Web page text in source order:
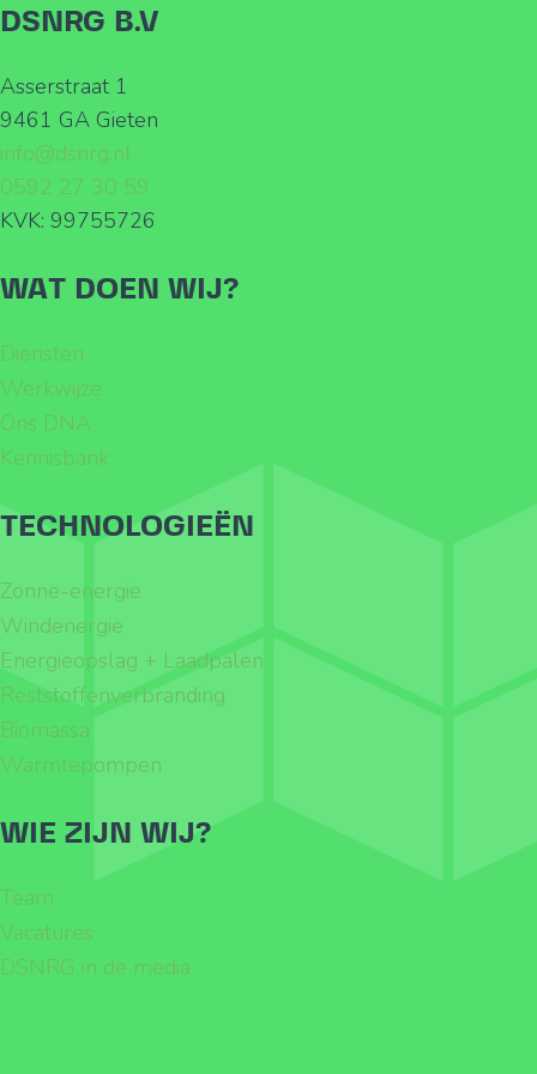
DSNRG B.V
Asserstraat 1
9461 GA Gieten
info@dsnrg.nl
0592 27 30 59
KVK: 99755726
WAT DOEN WIJ?
Diensten
Werkwijze
Ons DNA
Kennisbank
TECHNOLOGIEËN
Zonne-energie
Windenergie
Energieopslag + Laadpalen
Reststoffenverbranding
Biomassa
Warmtepompen
WIE ZIJN WIJ?
Team
Vacatures
DSNRG in de media